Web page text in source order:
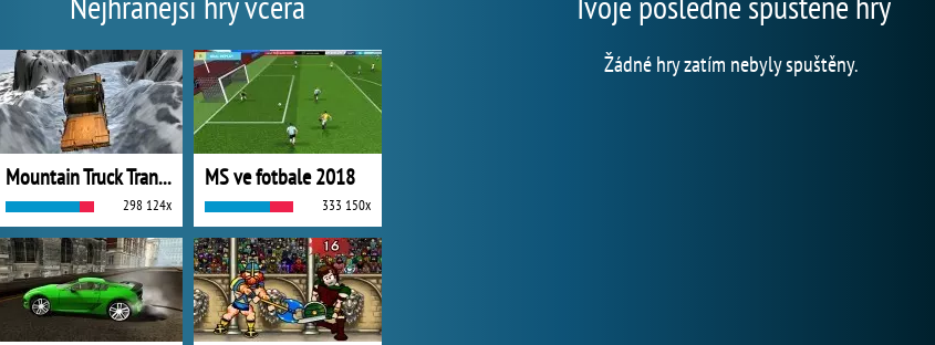
Mountain Truck Transport
298 124x
MS ve fotbale 2018
333 150x
Žádné hry zatím nebyly spuštěny.